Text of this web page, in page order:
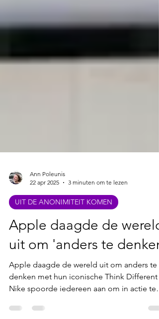
Ann Poleunis
22 apr 2025
3 minuten om te lezen
UIT DE ANONIMITEIT KOMEN
Apple daagde de wereld
uit om 'anders te denken'
denken met hun iconische Think Different .